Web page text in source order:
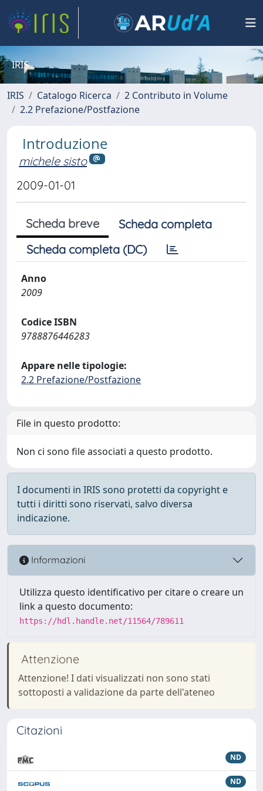
IRIS
IRIS Catalogo Ricerca
2 Contributo in Volume
2.2 Prefazione/Postfazione
Introduzione
michele sisto
2009-01-01
Scheda breve
Scheda completa
Scheda completa (DC)
Anno
2009
Codice ISBN
9788876446283
Appare nelle tipologie:
2.2 Prefazione/Postfazione
File in questo prodotto:
Non ci sono file associati a questo prodotto.
I documenti in IRIS sono protetti da copyright e
tutti i diritti sono riservati, salvo diversa
indicazione.
Informazioni
Utilizza questo identificativo per citare o creare un
link a questo documento:
https://hdl.handle.net/11564/789611
Attenzione
Attenzione! I dati visualizzati non sono stati
sottoposti a validazione da parte dell'ateneo
Citazioni
ND
ND